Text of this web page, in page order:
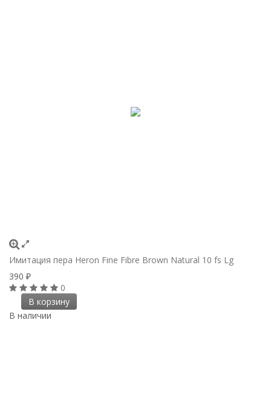
Имитация пера Heron Fine Fibre Brown Natural 10 fs Lg
390 ₽
0
В корзину
В наличии